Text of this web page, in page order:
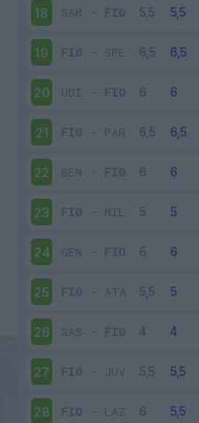
18 SAM - FIO
19 FIO - SPE
20 UDI - FIO
21 FIO - PAR
22 BEN - FIO
23 FIO - MIL
24 GEN - FIO
25 FIO - ATA
26 SAS - FIO
27 FIO - JUV
28 FIO - LAZ